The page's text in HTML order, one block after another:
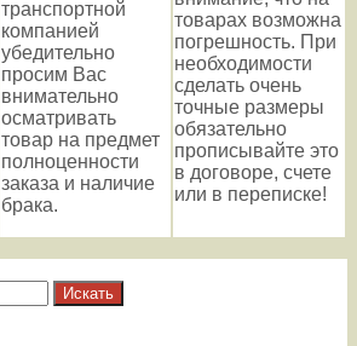
транспортной
компанией
убедительно
просим Вас
внимательно
осматривать
товар на предмет
полноценности
заказа и наличие
брака.
товарах возможна
погрешность. При
необходимости
сделать очень
точные размеры
обязательно
прописывайте это
в договоре, счете
или в переписке!